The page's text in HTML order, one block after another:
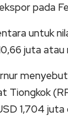
pada
untuk
juta atau
Tiongkok
1,704 juta